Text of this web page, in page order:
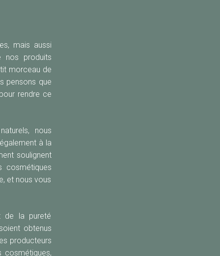
mais aussi
nos produits
morceau de
pensons que
rendre ce
nous
à la
soulignent
cosmétiques
et nous vous
de la pureté
obtenus
producteurs
cosmétiques,